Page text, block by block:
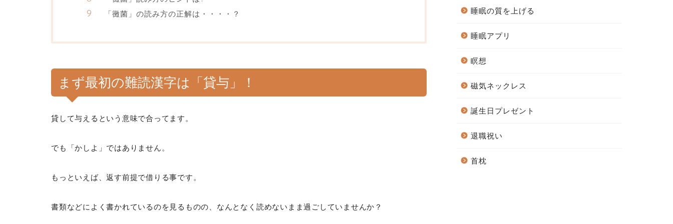
「黴菌」の読み方の正解は・・・・？
まず最初の難読漢字は「貸与」！
貸して与えるという意味で合ってます。
でも「かしよ」ではありません。
もっといえば、返す前提で借りる事です。
書類などによく書かれているのを見るものの、なんとなく読めないまま過ごしていませんか？
睡眠の質を上げる
睡眠アプリ
瞑想
磁気ネックレス
誕生日プレゼント
退職祝い
首枕